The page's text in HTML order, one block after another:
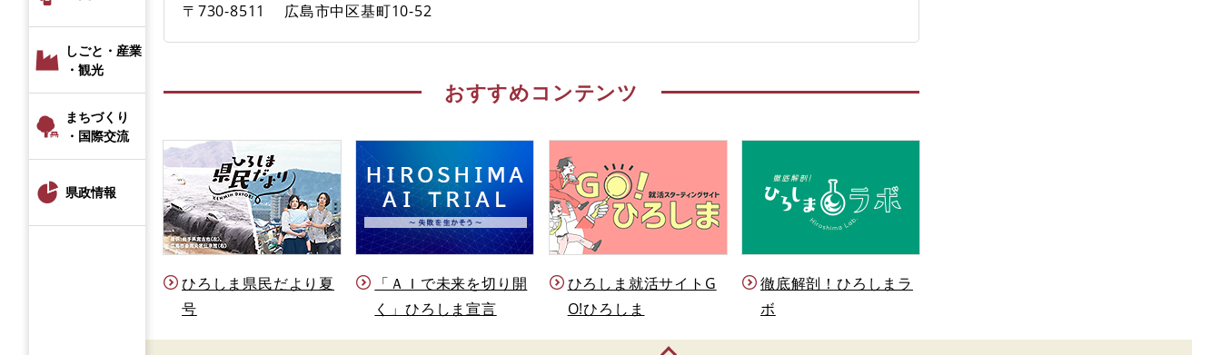
しごと・産業
・観光
まちづくり
・国際交流
県政情報
〒730-8511
広島市中区基町10-52
おすすめコンテンツ
ひろしま県民だより夏
号
「ＡＩで未来を切り開
く」ひろしま宣言
ひろしま就活サイトG
O!ひろしま
徹底解剖！ひろしまラ
ボ